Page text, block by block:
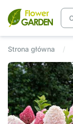
Strona główna